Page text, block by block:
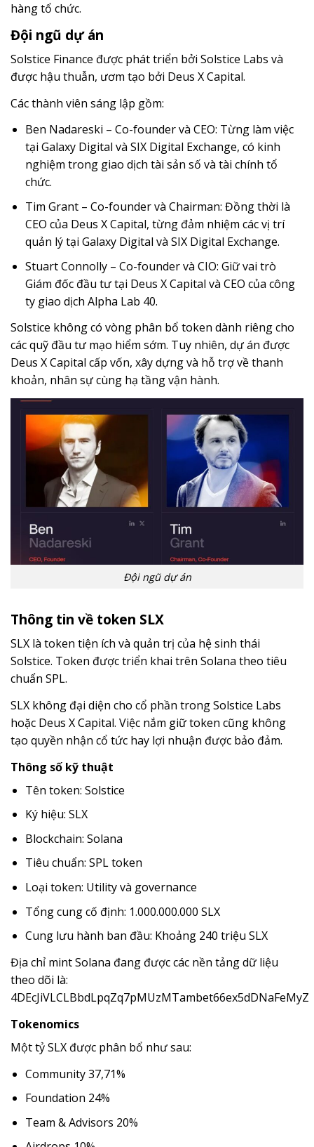
hàng tổ chức.
Đội ngũ dự án
Solstice Finance được phát triển bởi Solstice Labs và
được hậu thuẫn, ươm tạo bởi Deus X Capital.
Các thành viên sáng lập gồm:
Ben Nadareski – Co-founder và CEO: Từng làm việc
tại Galaxy Digital và SIX Digital Exchange, có kinh
nghiệm trong giao dịch tài sản số và tài chính tổ
chức.
Tim Grant – Co-founder và Chairman: Đồng thời là
CEO của Deus X Capital, từng đảm nhiệm các vị trí
quản lý tại Galaxy Digital và SIX Digital Exchange.
Stuart Connolly – Co-founder và CIO: Giữ vai trò
Giám đốc đầu tư tại Deus X Capital và CEO của công
ty giao dịch Alpha Lab 40.
Solstice không có vòng phân bổ token dành riêng cho
các quỹ đầu tư mạo hiểm sớm. Tuy nhiên, dự án được
Deus X Capital cấp vốn, xây dựng và hỗ trợ về thanh
khoản, nhân sự cùng hạ tầng vận hành.
Đội ngũ dự án
Thông tin về token SLX
SLX là token tiện ích và quản trị của hệ sinh thái
Solstice. Token được triển khai trên Solana theo tiêu
chuẩn SPL.
SLX không đại diện cho cổ phần trong Solstice Labs
hoặc Deus X Capital. Việc nắm giữ token cũng không
tạo quyền nhận cổ tức hay lợi nhuận được bảo đảm.
Thông số kỹ thuật
Tên token: Solstice
Ký hiệu: SLX
Blockchain: Solana
Tiêu chuẩn: SPL token
Loại token: Utility và governance
Tổng cung cố định: 1.000.000.000 SLX
Cung lưu hành ban đầu: Khoảng 240 triệu SLX
Địa chỉ mint Solana đang được các nền tảng dữ liệu
theo dõi là:
4DEcJiVLCLBbdLpqZq7pMUzMTambet66ex5dDNaFeMyZ
Tokenomics
Một tỷ SLX được phân bổ như sau:
Community 37,71%
Foundation 24%
Team & Advisors 20%